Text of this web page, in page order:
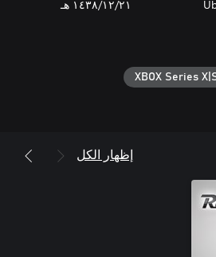
٢١‏/١٢‏/١٤٣٨ هـ
XBOX Series
إظهار الكل